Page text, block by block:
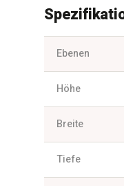
Ebenen
Höhe
Breite
Tiefe